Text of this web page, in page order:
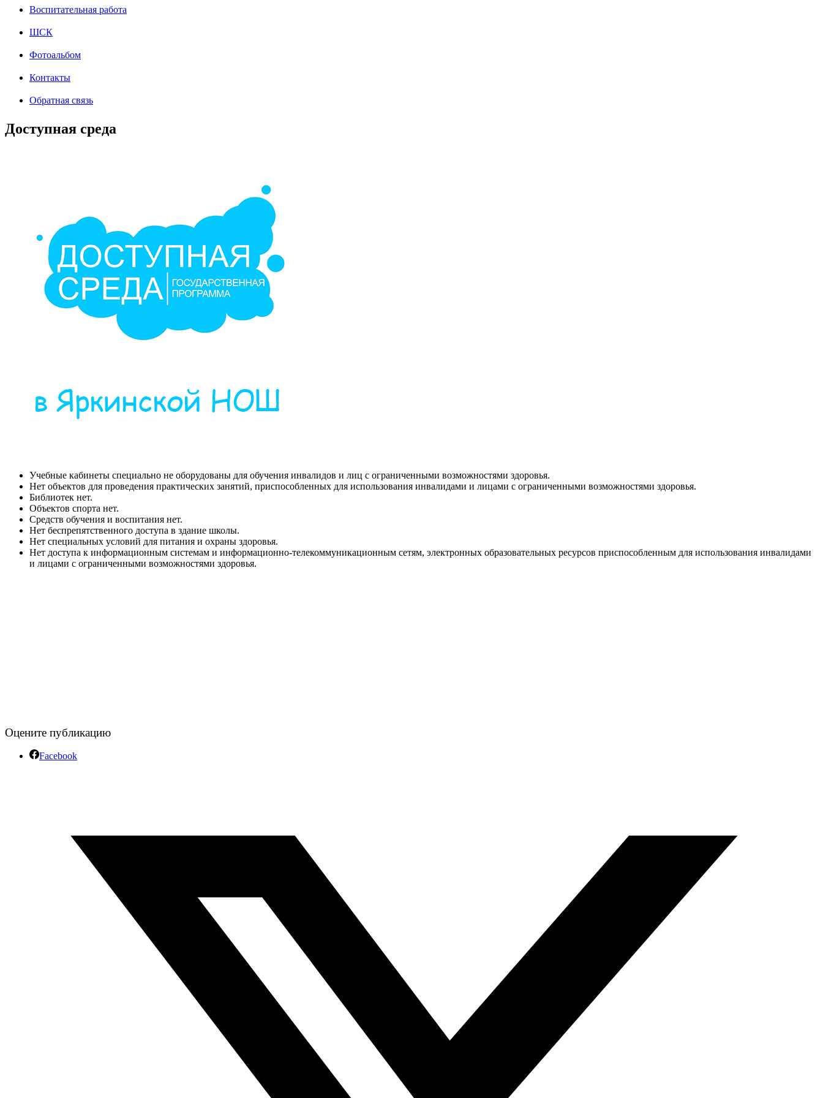
Воспитательная работа
ШСК
Фотоальбом
Контакты
Обратная связь
Доступная среда
Учебные кабинеты специально не оборудованы для обучения инвалидов и лиц с ограниченными возможностями здоровья.
Нет объектов для проведения практических занятий, приспособленных для использования инвалидами и лицами с ограниченными возможностями здоровья.
Библиотек нет.
Объектов спорта нет.
Средств обучения и воспитания нет.
Нет беспрепятственного доступа в здание школы.
Нет специальных условий для питания и охраны здоровья.
Нет доступа к информационным системам и информационно-телекоммуникационным сетям, электронных образовательных ресурсов приспособленным для использования инвалидами
и лицами с ограниченными возможностями здоровья.
Оцените публикацию
Facebook